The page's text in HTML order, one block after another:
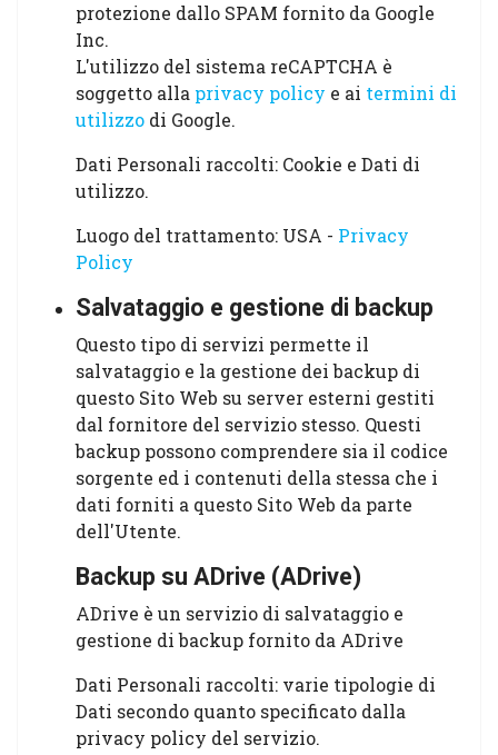
protezione dallo SPAM fornito da Google
Inc.
L'utilizzo del sistema reCAPTCHA è
soggetto alla privacy policy e ai termini di
utilizzo di Google.
Dati Personali raccolti: Cookie e Dati di
utilizzo.
Luogo del trattamento: USA - Privacy
Policy
Salvataggio e gestione di backup
Questo tipo di servizi permette il
salvataggio e la gestione dei backup di
questo Sito Web su server esterni gestiti
dal fornitore del servizio stesso. Questi
backup possono comprendere sia il codice
sorgente ed i contenuti della stessa che i
dati forniti a questo Sito Web da parte
dell'Utente.
Backup su ADrive (ADrive)
ADrive è un servizio di salvataggio e
gestione di backup fornito da ADrive
Dati Personali raccolti: varie tipologie di
Dati secondo quanto specificato dalla
privacy policy del servizio.